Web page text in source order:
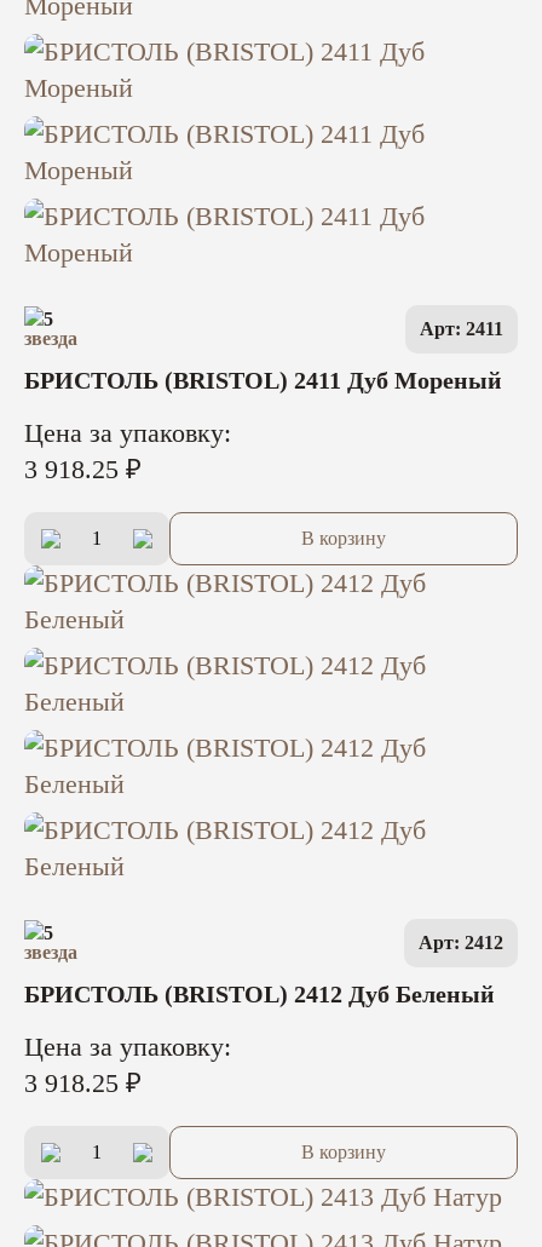
5 Арт: 2411
БРИСТОЛЬ (BRISTOL) 2411 Дуб Мореный
Цена за упаковку:
3 918.25 ₽
В корзину
5 Арт: 2412
БРИСТОЛЬ (BRISTOL) 2412 Дуб Беленый
Цена за упаковку:
3 918.25 ₽
В корзину